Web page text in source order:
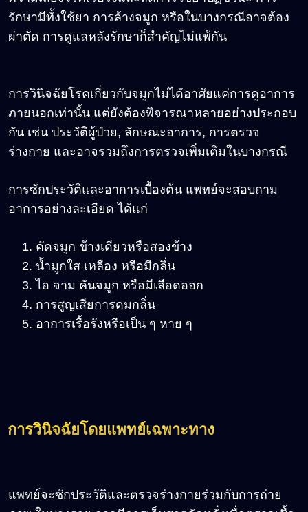
รักษามีทั้งใช้ยา การล้างจมูก หรือในบางกรณีอาจต้อง
ผ่าตัด การดูแลหลังรักษาก็สำคัญไม่แพ้กัน
การวินิจฉัยโรคเกี่ยวกับจมูกไม่ได้อาศัยแค่การดูอาการ
ภายนอกเท่านั้น แต่ยังต้องพิจารณาหลายอย่างประกอบ
กัน เช่น ประวัติผู้ป่วย, ลักษณะอาการ, การตรวจ
ร่างกาย และอาจรวมถึงการตรวจเพิ่มเติมในบางกรณี
การซักประวัติและอาการเบื้องต้น แพทย์จะสอบถาม
อาการอย่างละเอียด ได้แก่
คัดจมูก ข้างเดียวหรือสองข้าง
น้ำมูกใส เหลือง หรือมีกลิ่น
ไอ จาม คันจมูก หรือมีเลือดออก
การสูญเสียการดมกลิ่น
อาการเรื้อรังหรือเป็น ๆ หาย ๆ
การวินิจฉัยโดยแพทย์เฉพาะทาง
แพทย์จะซักประวัติและตรวจร่างกายร่วมกับการถ่าย